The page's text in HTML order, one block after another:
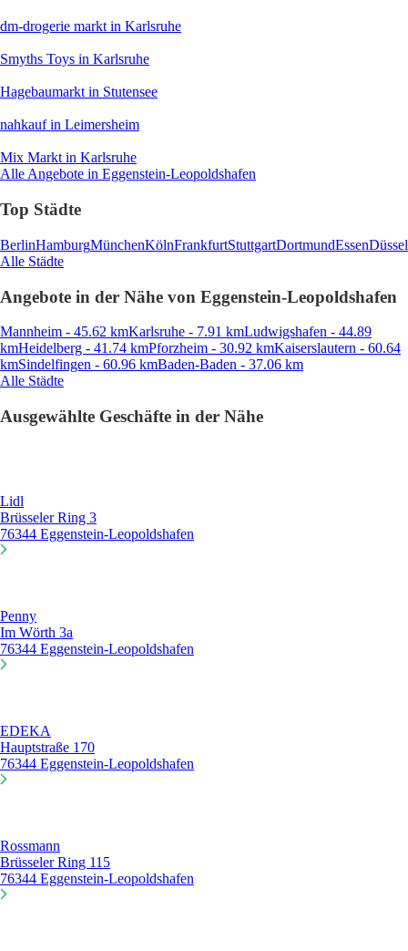
dm-drogerie markt in Karlsruhe
Smyths Toys in Karlsruhe
Hagebaumarkt in Stutensee
nahkaufin Leimersheim
Mix Markt in Karlsruhe
Alle Angebote in Eggenstein-Leopoldshafen
Top Städte
BerlinHamburgMünchenKölnFrankfurtStuttgartDortmundEssen
Alle Städte
Angebote in der Nähe von Eggenstein-Leopoldshafen
Mannheim - 45.62 kmKarlsruhe - 7.91 kmLudwigshafen - 44.89
kmHeidelberg - 41.74 kmPforzheim - 30.92 kmKaiserslautern - 60.64
kmSindelfingen - 60.96 kmBaden-Baden - 37.06 km
Alle Städte
Ausgewählte Geschäfte in der Nähe
Lidl
Brüsseler Ring 3
76344 Eggenstein-Leopoldshafen
Penny
Im Wörth 3a
76344 Eggenstein-Leopoldshafen
EDEKA
Hauptstraße 170
76344 Eggenstein-Leopoldshafen
Rossmann
Brüsseler Ring 115
76344 Eggenstein-Leopoldshafen